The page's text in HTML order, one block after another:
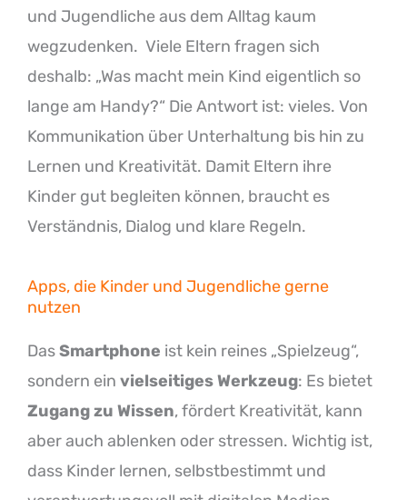
und Jugendliche aus dem Alltag kaum
wegzudenken. Viele Eltern fragen sich
deshalb: „Was macht mein Kind eigentlich so
lange am Handy?“ Die Antwort ist: vieles. Von
Kommunikation über Unterhaltung bis hin zu
Lernen und Kreativität. Damit Eltern ihre
Kinder gut begleiten können, braucht es
Verständnis, Dialog und klare Regeln.
Apps, die Kinder und Jugendliche gerne
nutzen
DasSmartphone ist kein reines „Spielzeug“,
sondern ein vielseitiges Werkzeug: Es bietet
Zugang zu Wissen, fördert Kreativität, kann
aber auch ablenken oder stressen. Wichtig ist,
dass Kinder lernen, selbstbestimmt und